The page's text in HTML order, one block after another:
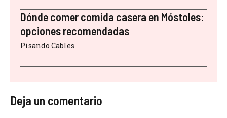
Dónde comer comida casera en Móstoles:
opciones recomendadas
Pisando Cables
Deja un comentario